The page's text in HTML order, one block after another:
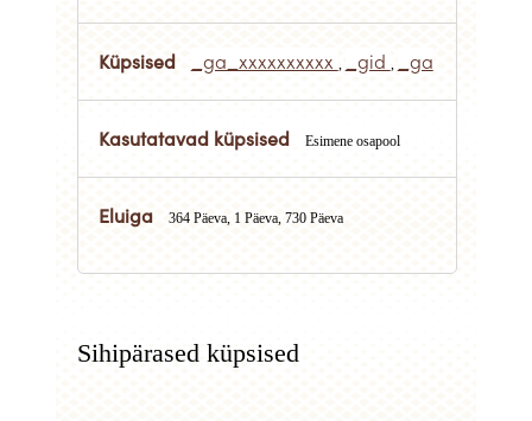
_ga_xxxxxxxxxx , _gid , _ga
Esimene osapool
364 Päeva, 1 Päeva, 730 Päeva
Sihipärased küpsised